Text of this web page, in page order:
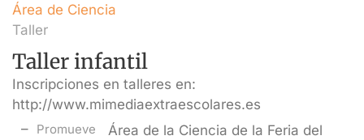
Área de Ciencia
Taller
Taller infantil
Inscripciones en talleres en:
http://www.mimediaextraescolares.es
Promueve
Área de la Ciencia de la Feria del